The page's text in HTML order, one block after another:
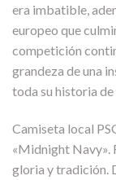
era imbatible,
europeo que
competición
grandeza de una
toda su historia
Camiseta local
«Midnight Navy».
gloria y tradición.